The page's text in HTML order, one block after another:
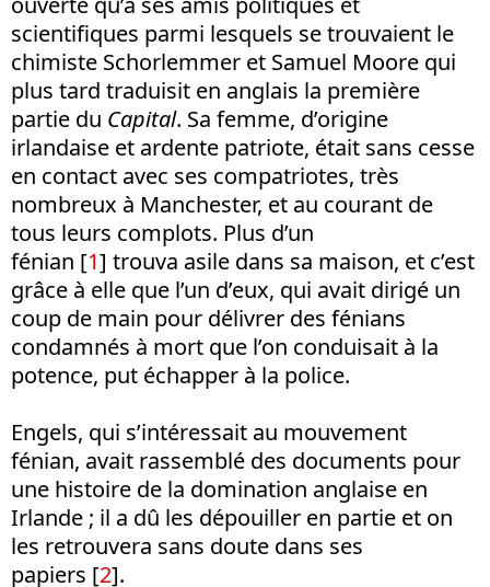
scientifiques parmi lesquels se trouvaient le
chimiste Schorlemmer et Samuel Moore qui
plus tard traduisit en anglais la première
partie du Capital. Sa femme, d’origine
irlandaise et ardente patriote, était sans cesse
en contact avec ses compatriotes, très
nombreux à Manchester, et au courant de
tous leurs complots. Plus d’un
fénian [1] trouva asile dans sa maison, et c’est
grâce à elle que l’un d’eux, qui avait dirigé un
coup de main pour délivrer des fénians
condamnés à mort que l’on conduisait à la
potence, put échapper à la police.
Engels, qui s’intéressait au mouvement
fénian, avait rassemblé des documents pour
une histoire de la domination anglaise en
Irlande ; il a dû les dépouiller en partie et on
les retrouvera sans doute dans ses
papiers [2].